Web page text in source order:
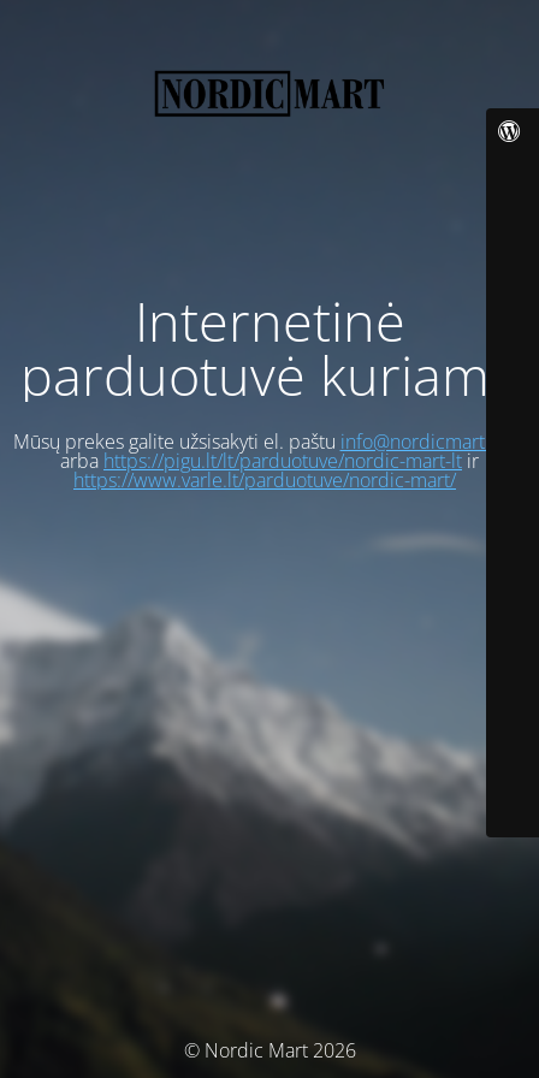
Internetinė
parduotuvė kuriama
Mūsų prekes galite užsisakyti el. paštu info@nordicmart.com
arba https://pigu.lt/lt/parduotuve/nordic-mart-ltir
https://www.varle.lt/parduotuve/nordic-mart/
© Nordic Mart 2026